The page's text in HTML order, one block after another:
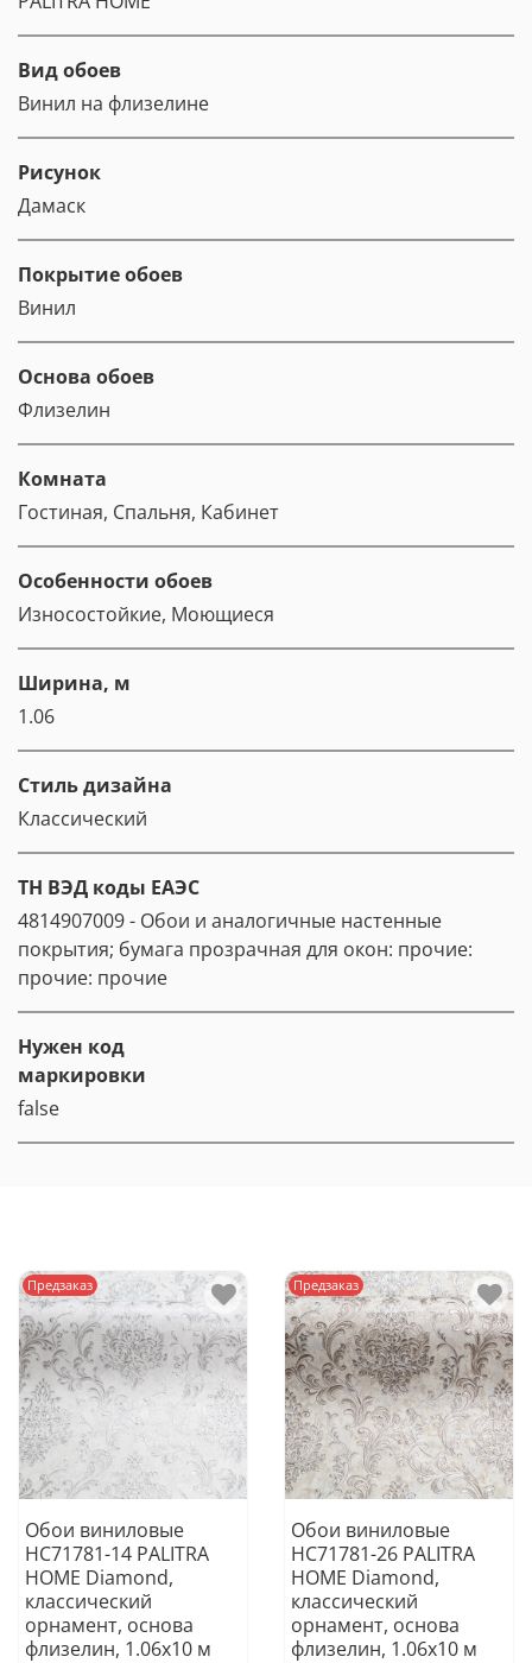
Вид обоев
Винил на флизелине
Рисунок
Дамаск
Покрытие обоев
Винил
Основа обоев
Флизелин
Комната
Гостиная, Спальня, Кабинет
Особенности обоев
Износостойкие, Моющиеся
Ширина, м
1.06
Стиль дизайна
Классический
ТН ВЭД коды ЕАЭС
4814907009 - Обои и аналогичные настенные
покрытия; бумага прозрачная для окон: прочие:
прочие: прочие
Нужен код
маркировки
false
Предзаказ
Обои виниловые
HC71781-14 PALITRA
HOME Diamond,
классический
орнамент, основа
флизелин, 1.06х10 м
Предзаказ
Обои виниловые
HC71781-26 PALITRA
HOME Diamond,
классический
орнамент, основа
флизелин, 1.06х10 м